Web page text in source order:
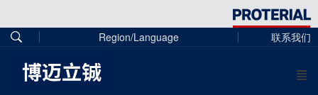
Region/Language 联系我们